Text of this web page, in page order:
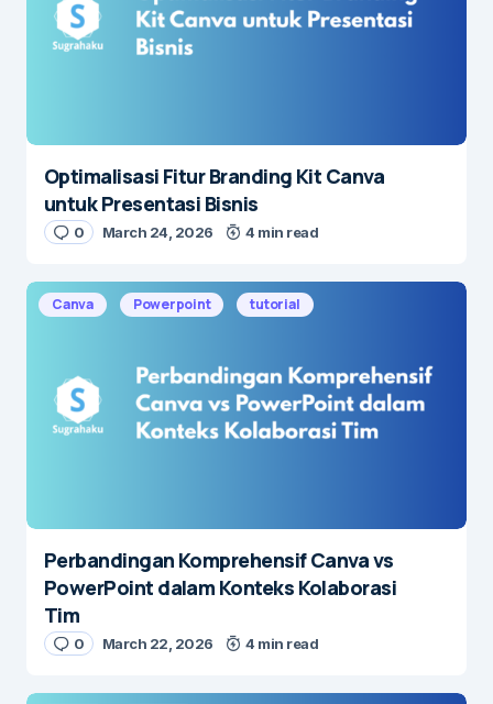
Optimalisasi Fitur Branding Kit Canva
untuk Presentasi Bisnis
0 March 24, 2026 4 min read
Canva Powerpoint tutorial
Perbandingan Komprehensif Canva vs
PowerPoint dalam Konteks Kolaborasi
Tim
0 March 22, 2026 4 min read